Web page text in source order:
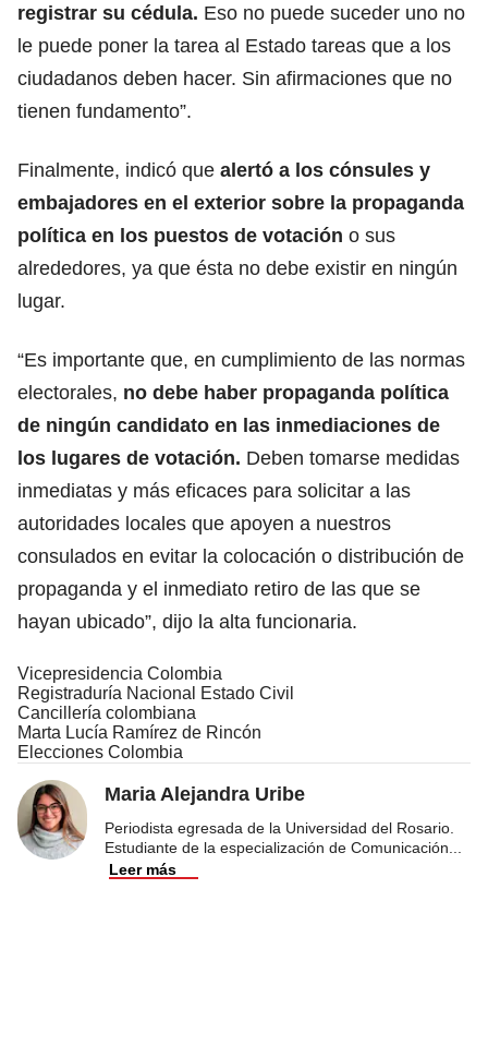
registrar su cédula. Eso no puede suceder uno no
le puede poner la tarea al Estado tareas que a los
ciudadanos deben hacer. Sin afirmaciones que no
tienen fundamento”.
Finalmente, indicó que alertó a los cónsules y
embajadores en el exterior sobre la propaganda
política en los puestos de votación o sus
alrededores, ya que ésta no debe existir en ningún
lugar.
“Es importante que, en cumplimiento de las normas
electorales, no debe haber propaganda política
de ningún candidato en las inmediaciones de
los lugares de votación. Deben tomarse medidas
inmediatas y más eficaces para solicitar a las
autoridades locales que apoyen a nuestros
consulados en evitar la colocación o distribución de
propaganda y el inmediato retiro de las que se
hayan ubicado”, dijo la alta funcionaria.
Vicepresidencia Colombia
Registraduría Nacional Estado Civil
Cancillería colombiana
Marta Lucía Ramírez de Rincón
Elecciones Colombia
Maria Alejandra Uribe
Periodista egresada de la Universidad del Rosario.
Estudiante de la especialización de Comunicación
Leer más